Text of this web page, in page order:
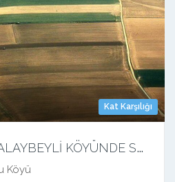
Kat Karşılığı
H
ATAY KIRIKHAN ALAYBEYLİ KÖYÜNDE SATILIK 19.800 M2 ARSA
Köyü